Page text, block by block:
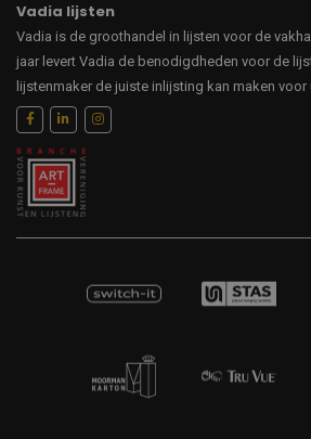
Vadia lijsten
Vadia is de groothandel in lijsten voor de
jaar levert Vadia de benodigdheden voor de
lijstenmaker de juiste inlijsting kan maken voor